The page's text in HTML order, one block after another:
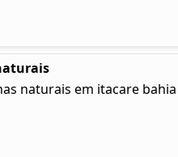
naturais em itacare bahia